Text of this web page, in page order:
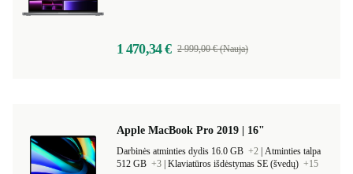
1 470,34 € 2 999,00 € (Nauja)
Apple MacBook Pro 2019 | 16"
Darbinės atminties dydis 16.0 GB +2 Atminties talpa
512 GB +3 Klaviatūros išdėstymas SE (švedų) +15